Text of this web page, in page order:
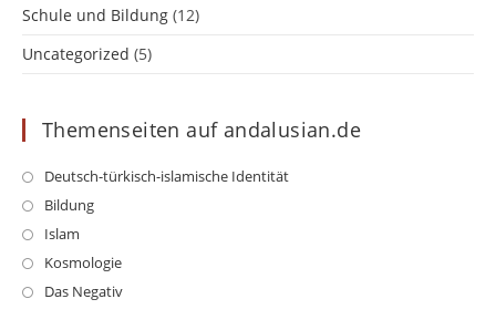
Schule und Bildung (12)
Uncategorized (5)
Themenseiten auf andalusian.de
Deutsch-türkisch-islamische IdentitätOpens
BildungOpens
a
new
tab
Islam
in
new
KosmologieOpens
in
Das NegativOpens